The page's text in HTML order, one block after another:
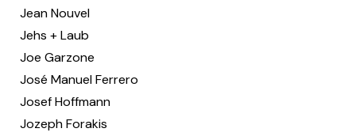
Jean Nouvel
Jehs + Laub
Joe Garzone
José Manuel Ferrero
Josef Hoffmann
Jozeph Forakis